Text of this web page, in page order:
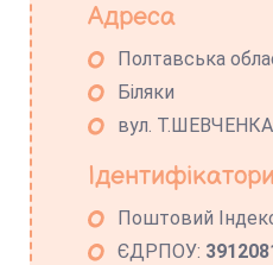
Адреса
Полтавська
Біляки
вул. T.ШЕВЧЕНКА
Поштовий
ЄДРПОУ: